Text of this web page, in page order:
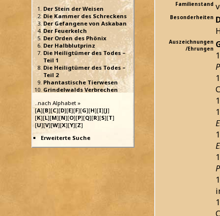
Der Stein der Weisen
Die Kammer des Schreckens
Der Gefangene von Askaban
Der Feuerkelch
Der Orden des Phönix
Der Halbblutprinz
Die Heiligtümer des Todes –
Teil 1
Die Heiligtümer des Todes –
Teil 2
Phantastische Tierwesen
Grindelwalds Verbrechen
..nach Alphabet »
[A][B][C][D][E][F][G][H][I][J]
[K][L][M][N][O][P][Q][R][S][T]
[U][V][W][X][Y][Z]
Erweiterte Suche
Familienstand
Besonderheiten
Auszeichnungen
/Ehrungen